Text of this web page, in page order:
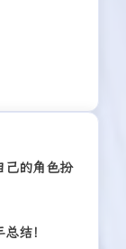
己的角色扮
结！